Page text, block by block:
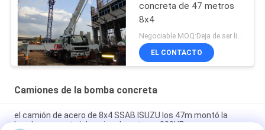
concreta de 47 metros
8x4
EL CONTACTO
Camiones de la bomba concreta
el camión de acero de 8x4 SSAB ISUZU los 47m montó la
bomba concreta/el equipo de entrega 390HP